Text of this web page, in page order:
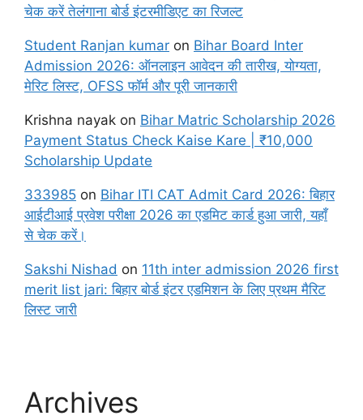
चेक करें तेलंगाना बोर्ड इंटरमीडिएट का रिजल्ट
Student Ranjan kumar on Bihar Board Inter
Admission 2026: ऑनलाइन आवेदन की तारीख, योग्यता,
मेरिट लिस्ट, OFSS फॉर्म और पूरी जानकारी
Krishna nayak on Bihar Matric Scholarship 2026
Payment Status Check Kaise Kare | ₹10,000
Scholarship Update
333985 on Bihar ITI CAT Admit Card 2026: बिहार
आईटीआई प्रवेश परीक्षा 2026 का एडमिट कार्ड हुआ जारी, यहाँ
से चेक करें।
Sakshi Nishad on 11th inter admission 2026 first
merit list jari: बिहार बोर्ड इंटर एडमिशन के लिए प्रथम मैरिट
लिस्ट जारी
Archives